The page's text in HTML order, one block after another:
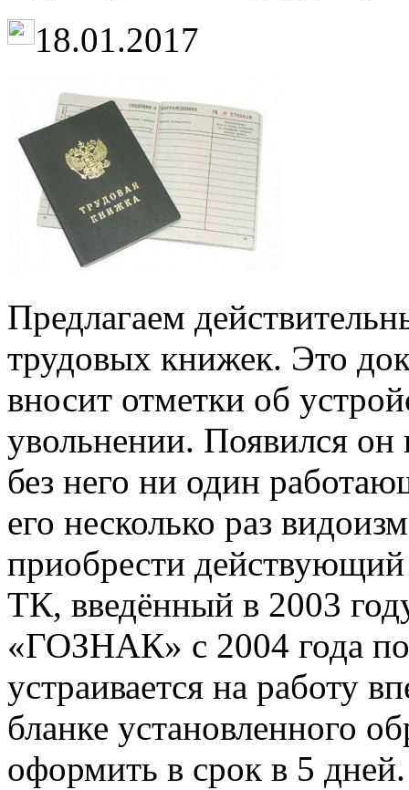
18.01.2017
Предлагаем
трудовых книжек. Это
вносит отметки об
увольнении. Появился
без него ни один
его несколько раз
приобрести действующий
ТК, введённый в 2003
«ГОЗНАК» с 2004 года
устраивается на работу
бланке установленного
оформить в срок в 5 дней.